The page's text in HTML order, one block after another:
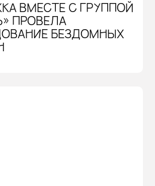
ВМЕСТЕ С ГРУППОЙ
ПРОВЕЛА
БЕЗДОМНЫХ